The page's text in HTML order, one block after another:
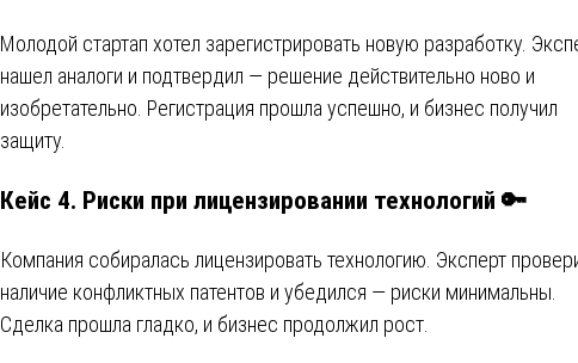
Молодой стартап хотел зарегистрировать новую разработку.
нашел аналоги и подтвердил — решение действительно ново и
изобретательно. Регистрация прошла успешно, и бизнес получил
защиту.
Кейc 4. Риски при лицензировании технологий 🔑
Компания собиралась лицензировать технологию. Эксперт
наличие конфликтных патентов и убедился — риски минимальны.
Сделка прошла гладко, и бизнес продолжил рост.